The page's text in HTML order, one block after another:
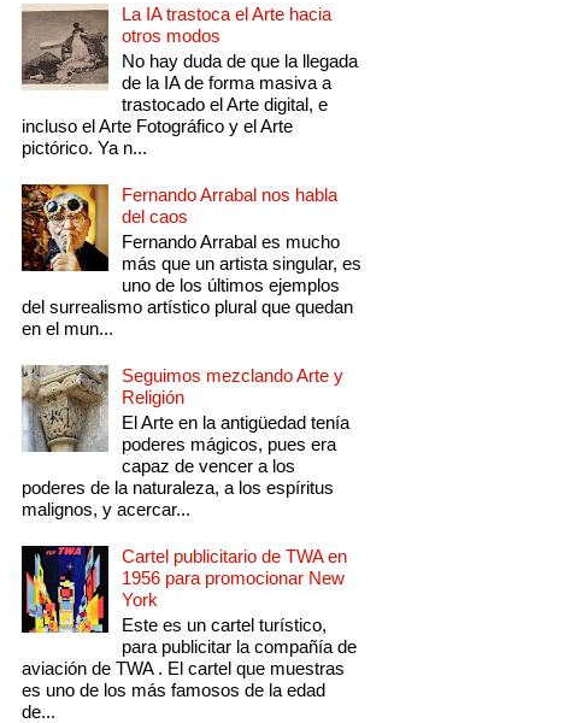
La IA trastoca el Arte hacia
otros modos
No hay duda de que la llegada
de la IA de forma masiva a
trastocado el Arte digital, e
incluso el Arte Fotográfico y el Arte
pictórico. Ya n...
Fernando Arrabal nos habla
del caos
Fernando Arrabal es mucho
más que un artista singular, es
uno de los últimos ejemplos
del surrealismo artístico plural que quedan
en el mun...
Seguimos mezclando Arte y
Religión
El Arte en la antigüedad tenía
poderes mágicos, pues era
capaz de vencer a los
poderes de la naturaleza, a los espíritus
malignos, y acercar...
Cartel publicitario de TWA en
1956 para promocionar New
York
Este es un cartel turístico,
para publicitar la compañía de
aviación de TWA . El cartel que muestras
es uno de los más famosos de la edad
de...